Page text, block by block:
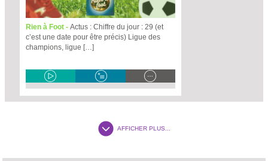
Rien à Foot - Actus : Chiffre du jour : 29 (et
c’est une date pour être précis) Ligue des
champions, ligue […]
AFFICHER PLUS...